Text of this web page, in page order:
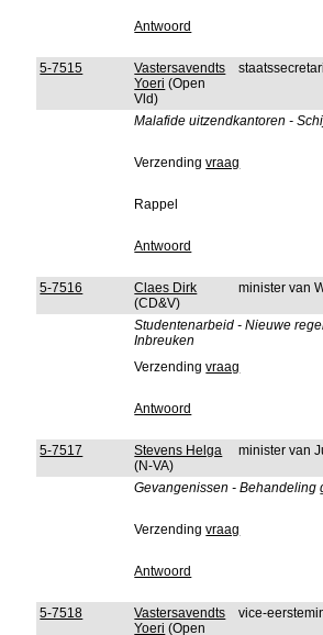
Antwoord
5-7515
Vastersavendts
Yoeri (Open
Vld)
Malafide uitzendkantoren -
Verzendingvraag
Rappel
Antwoord
5-7516
Claes Dirk
(CD&V)
minister van
Studentenarbeid - Nieuwe
Inbreuken
Verzendingvraag
Antwoord
5-7517
Stevens Helga
(N-VA)
minister van
Gevangenissen - Behandeling
Verzendingvraag
Antwoord
5-7518
Vastersavendts
Yoeri (Open
vice-